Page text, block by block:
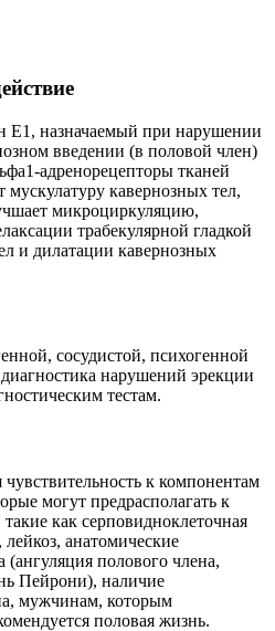
Е1, назначаемый при нарушении
введении (в половой член)
адренорецепторы тканей
мускулатуру кавернозных тел,
микроциркуляцию,
трабекулярной гладкой
и дилатации кавернозных
сосудистой, психогенной
нарушений эрекции
тестам.
к компонентам
могут предрасполагать к
как серповидноклеточная
анатомические
полового члена,
Пейрони), наличие
мужчинам, которым
половая жизнь.